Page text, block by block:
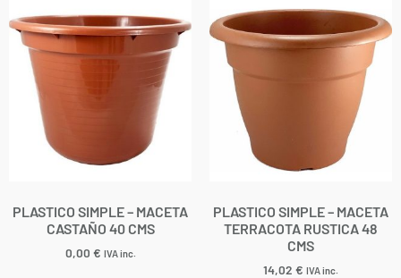
PLASTICO SIMPLE – MACETA
CASTAÑO 40 CMS
0,00 € IVA inc.
PLASTICO SIMPLE – MACETA
TERRACOTA RUSTICA 48
CMS
14,02 € IVA inc.